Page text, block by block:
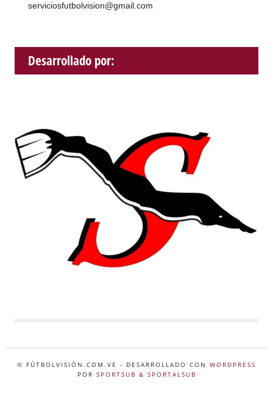
serviciosfutbolvision@gmail.com
Desarrollado por:
© FÚTBOLVISIÓN.COM.VE - DESARROLLADO CON WORDPRESS
POR SPORTSUB & SPORTALSUB